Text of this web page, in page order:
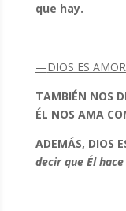
que hay.
—DIOS ES
TAMBIÉN NOS
ÉL NOS AMA
ADEMÁS, DIOS
decir que Él